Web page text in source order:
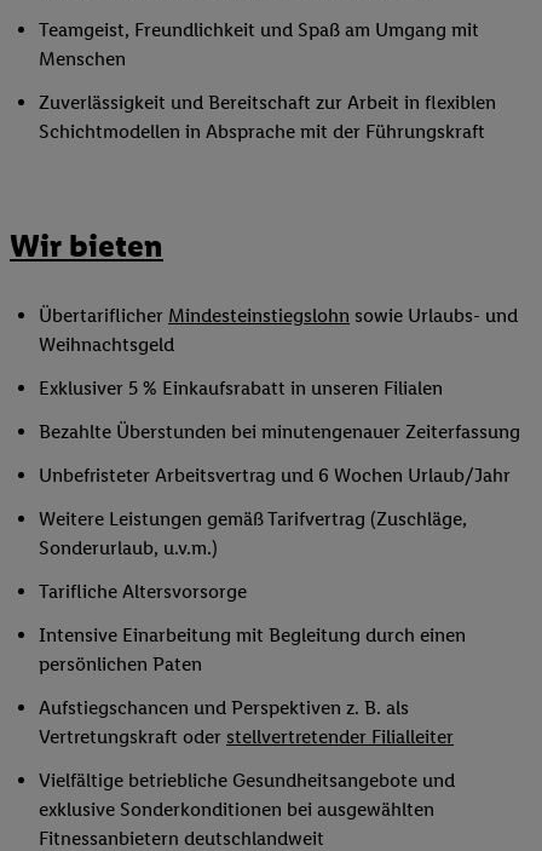
Teamgeist, Freundlichkeit und Spaß am Umgang mit
Menschen
Zuverlässigkeit und Bereitschaft zur Arbeit in flexiblen
Schichtmodellen in Absprache mit der Führungskraft
Wir bieten
Übertariflicher Mindesteinstiegslohn sowie Urlaubs- und
Weihnachtsgeld
Exklusiver 5 % Einkaufsrabatt in unseren Filialen
Bezahlte Überstunden bei minutengenauer Zeiterfassung
Unbefristeter Arbeitsvertrag und 6 Wochen Urlaub/Jahr
Weitere Leistungen gemäß Tarifvertrag (Zuschläge,
Sonderurlaub, u.v.m.)
Tarifliche Altersvorsorge
Intensive Einarbeitung mit Begleitung durch einen
persönlichen Paten
Aufstiegschancen und Perspektiven z. B. als
Vertretungskraft oder stellvertretender Filialleiter
Vielfältige betriebliche Gesundheitsangebote und
exklusive Sonderkonditionen bei ausgewählten
Fitnessanbietern deutschlandweit